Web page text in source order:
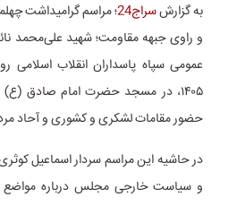
به گزارشسراج24
؛ مراسم گرامیداشت
و راوی جبهه مقاومت؛ شهید علی‌محمد
عمومی سپاه پاسداران انقلاب اسلامی
۱۴۰۵، در مسجد حضرت امام صادق
حضور مقامات لشکری و کشوری و آحاد
در حاشیه این مراسم سردار اسماعیل
و سیاست خارجی مجلس درباره مواضع